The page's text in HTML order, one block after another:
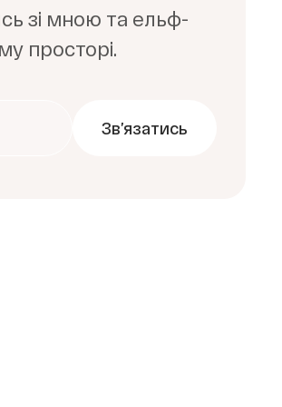
зі мною та ельф-
просторі.